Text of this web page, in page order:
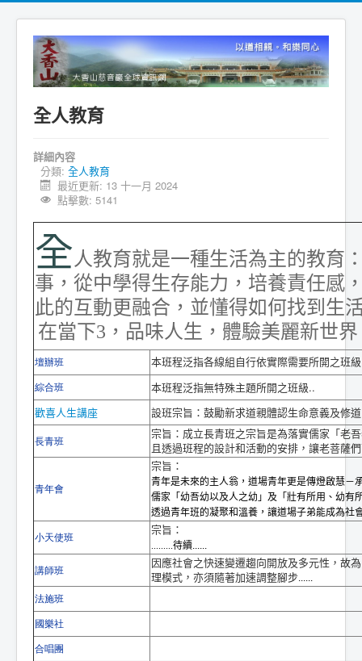
全人教育
詳細內容
分類: 全人教育
最近更新: 13 十一月 2024
點擊數: 5141
全人教育就是一種生活為主的教育
事，從中學得生存能力，培養責任感
此的互動更融合，並懂得如何找到生
在當下3 ，品味人生，體驗美麗新世
壇辦班 本班程泛指各線組自行依實際需要所開之班級
綜合班
本班程泛指無特殊主題所開之班級..
歡喜人生講座
設班宗旨：鼓勵新求道親體認生命意義及修
長青班
宗旨：成立長青班之宗旨是為落實儒家「老
且透過班程的設計和活動的安排，讓老菩薩
青年會
宗旨：
青年是未來的主人翁，道場青年更是傳燈啟慧－
儒家「幼吾幼以及人之幼」及「壯有所用、幼有
透過青年班的凝聚和溫養，讓道場子弟能成為社
小天使班
宗旨：
.........待續......
講師班
因應社會之快速變遷趨向開放及多元性，故
理模式，亦須隨著加速調整腳步......
法施班
國樂社
合唱團